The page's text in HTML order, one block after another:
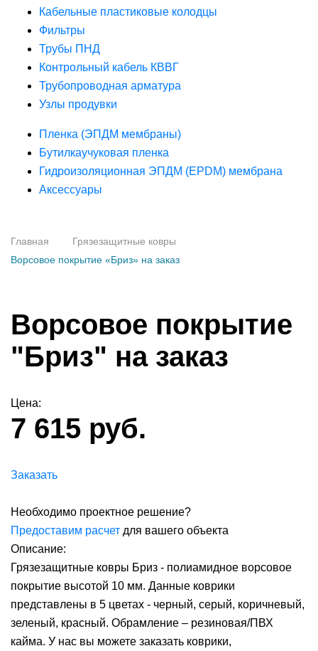
Кабельные пластиковые колодцы
Фильтры
Трубы ПНД
Контрольный кабель КВВГ
Трубопроводная арматура
Узлы продувки
Пленка (ЭПДМ мембраны)
Бутилкаучуковая пленка
Гидроизоляционная ЭПДМ (EPDM) мембрана
Аксессуары
Главная
Грязезащитные ковры
Ворсовое покрытие «Бриз» на заказ
Ворсовое покрытие
"Бриз" на заказ
Цена:
7 615 руб.
Заказать
Необходимо проектное решение?
Предоставим расчет для вашего объекта
Описание:
Грязезащитные ковры Бриз - полиамидное ворсовое
покрытие высотой 10 мм. Данные коврики
представлены в 5 цветах - черный, серый, коричневый,
зеленый, красный. Обрамление – резиновая/ПВХ
кайма. У нас вы можете заказать коврики,